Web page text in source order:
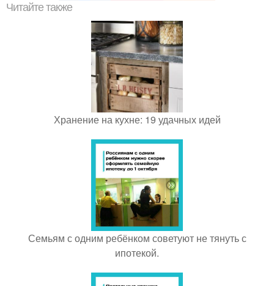
Читайте также
Хранение на кухне: 19 удачных идей
Семьям с одним ребёнком советуют не тянуть с
ипотекой.